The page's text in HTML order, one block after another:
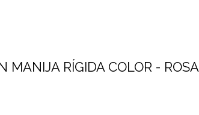
MANIJA RÍGIDA COLOR - ROSA